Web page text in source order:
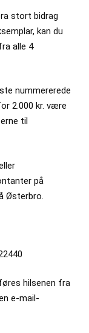
stort bidrag
kan du
alle 4
nummererede
2.000 kr. være
til
på
Østerbro.
hilsenen fra
e-mail-